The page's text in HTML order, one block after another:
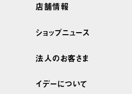
店舗情報
ショップニュース
法人のお客さま
イデーについて